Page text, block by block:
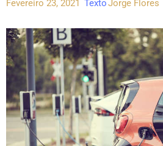
Fevereiro 23, 2021 TextoJorge Flores